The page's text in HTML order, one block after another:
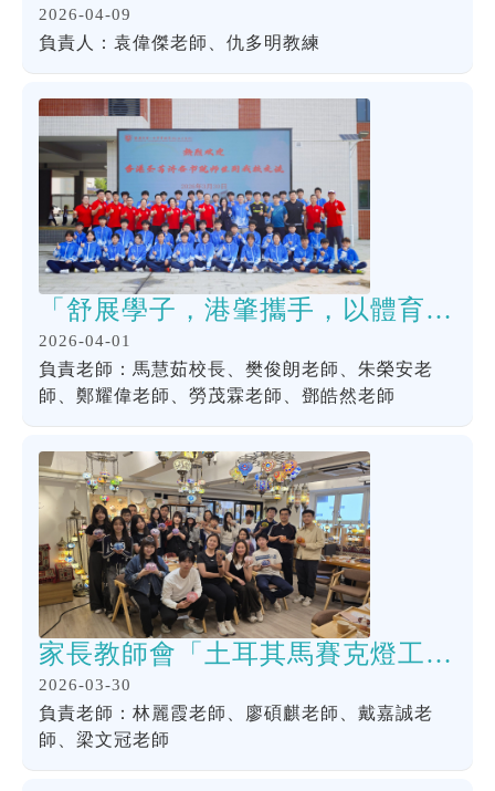
2026-04-09
負責人：袁偉傑老師、仇多明教練
「舒展學子，港肇攜手，以體育心共成長」肇慶姊妹學校體育交流團
2026-04-01
負責老師：馬慧茹校長、樊俊朗老師、朱榮安老
師、鄭耀偉老師、勞茂霖老師、鄧皓然老師
家長教師會「土耳其馬賽克燈工作坊」
2026-03-30
負責老師：林麗霞老師、廖碩麒老師、戴嘉誠老
師、梁文冠老師